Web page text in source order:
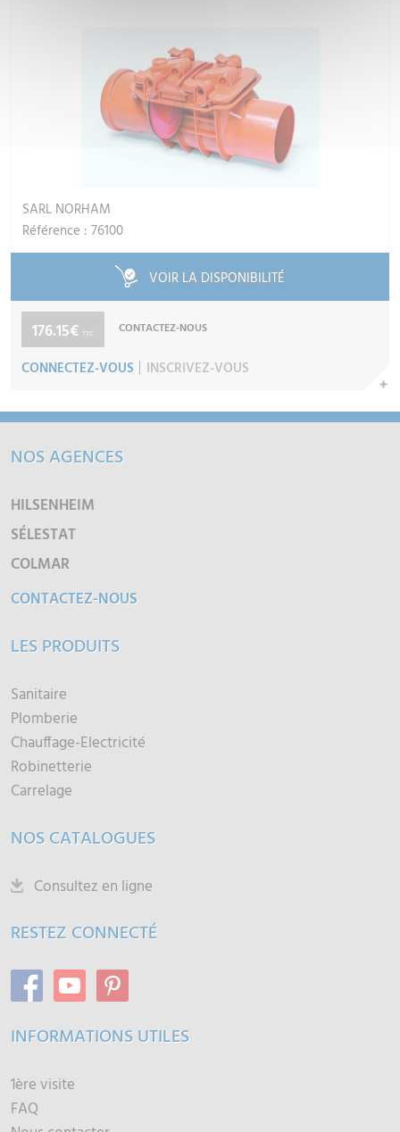
SARL NORHAM
Référence : 76100
VOIR LA DISPONIBILITÉ
176.15€ TTC CONTACTEZ-NOUS
CONNECTEZ-VOUS INSCRIVEZ-VOUS
NOS AGENCES
HILSENHEIM
SÉLESTAT
COLMAR
CONTACTEZ-NOUS
LES PRODUITS
Sanitaire
Plomberie
Chauffage-Electricité
Robinetterie
Carrelage
NOS CATALOGUES
Consultez en ligne
RESTEZ CONNECTÉ
INFORMATIONS UTILES
1ère visite
FAQ